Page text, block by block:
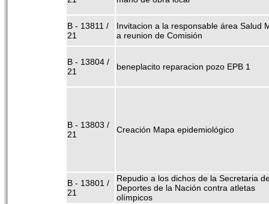
B - 13811 /
21
Invitacion a la responsable área Salud
a reunion de Comisión
B - 13804 /
21
beneplacito reparacion pozo EPB 1
B - 13803 /
21
Creación Mapa epidemiológico
B - 13801 /
21
Repudio a los dichos de la Secretaria
Deportes de la Nación contra atletas
olímpicos